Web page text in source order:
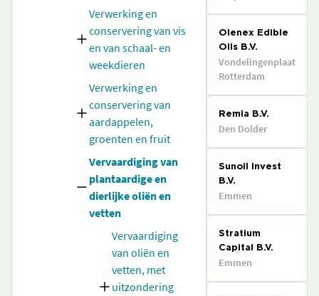
Verwerking en
conservering van vis
en van schaal- en
weekdieren
Verwerking en
conservering van
aardappelen,
groenten en fruit
Vervaardiging van
plantaardige en
dierlijke oliën en
vetten
Vervaardiging
van oliën en
vetten, met
uitzondering
Olenex Edible
Oils B.V.
Vondelingenplaat
Rotterdam
Remia B.V.
Den Dolder
Sunoil Invest
B.V.
Emmen
Stratium
Capital B.V.
Emmen